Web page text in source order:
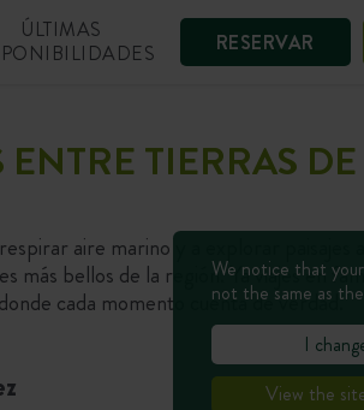
RESERVAR
ÚLTIMAS
TIERRAS
aire marino y a explorar paisajes
más bellos de la región. Ya viajes en
cada momento cuenta de verdad.
We notice that
not the same as
I
View the